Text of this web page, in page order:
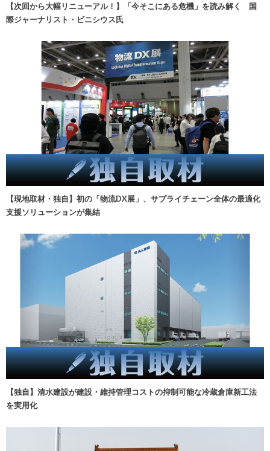
【次回から大幅リニューアル！】「今そこにある危機」を読み解く 国
際ジャーナリスト・ビニシウス氏
【現地取材・独自】初の「物流DX展」、サプライチェーン全体の最適化
支援ソリューションが集結
【独自】清水建設が建設・維持管理コストの抑制可能な冷蔵倉庫新工法
を実用化